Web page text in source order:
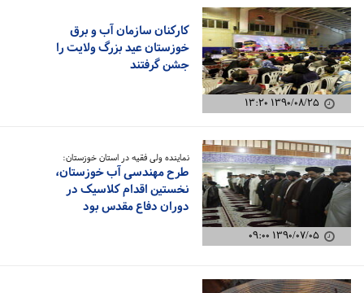
۱۳۹۰/۰۸/۲۵ ۱۳:۲۰
کارکنان سازمان آب و برق
خوزستان عید بزرگ ولایت را
جشن گرفتند
۱۳۹۰/۰۷/۰۵ ۰۹:۰۰
نماینده ولی فقیه در استان خوزستان:
طرح مهندسی آب خوزستان،
نخستین اقدام کلاسیک در
دوران دفاع مقدس بود